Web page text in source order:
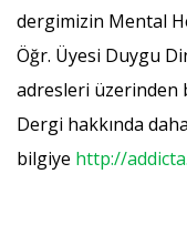
dergimizin Mental
Öğr. Üyesi Duygu
adresleri üzerinden
Dergi hakkında
bilgiye http://